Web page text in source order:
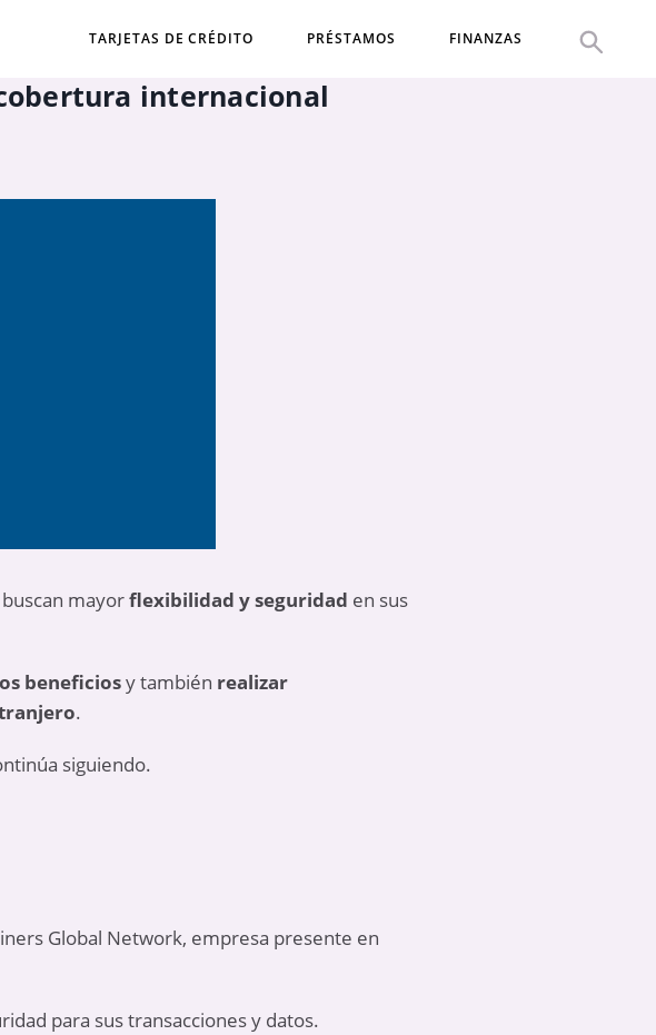
TARJETAS DE CRÉDITO PRÉSTAMOS FINANZAS
internacional
mayorflexibilidad y seguridad en sus
beneficiosy también realizar
.
siguiendo.
Global Network, empresa presente en
para sus transacciones y datos.